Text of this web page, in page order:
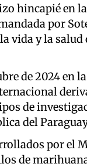
hincapié en
por
vida y la
de 2024 en
de
del
por el
de